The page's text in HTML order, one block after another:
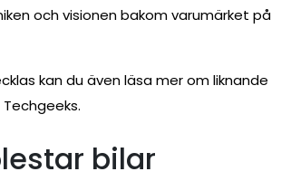
och visionen bakom varumärket på
kan du även läsa mer om liknande
bilar